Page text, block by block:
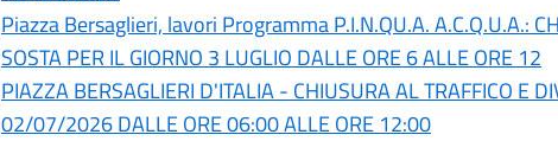
Piazza Bersaglieri, lavori Programma P.I.N.QU.A. A.C.Q.U.A.:
SOSTA PER IL GIORNO 3 LUGLIO DALLE ORE 6 ALLE ORE 12
PIAZZA BERSAGLIERI D'ITALIA - CHIUSURA AL TRAFFICO E
02/07/2026 DALLE ORE 06:00 ALLE ORE 12:00